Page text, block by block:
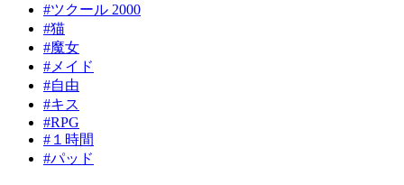
#ツクール 2000
#猫
#魔女
#メイド
#自由
#キス
#RPG
#１時間
#パッド